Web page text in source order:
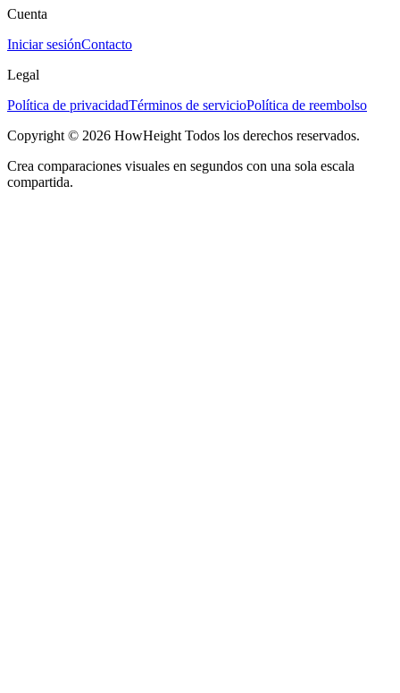
Cuenta
Iniciar sesiónContacto
Legal
Política de privacidadTérminos de servicioPolítica de reembolso
Copyright © 2026 HowHeight Todos los derechos reservados.
Crea comparaciones visuales en segundos con una sola escala
compartida.